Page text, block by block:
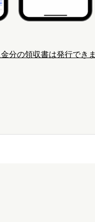
分の領収書は発行でき